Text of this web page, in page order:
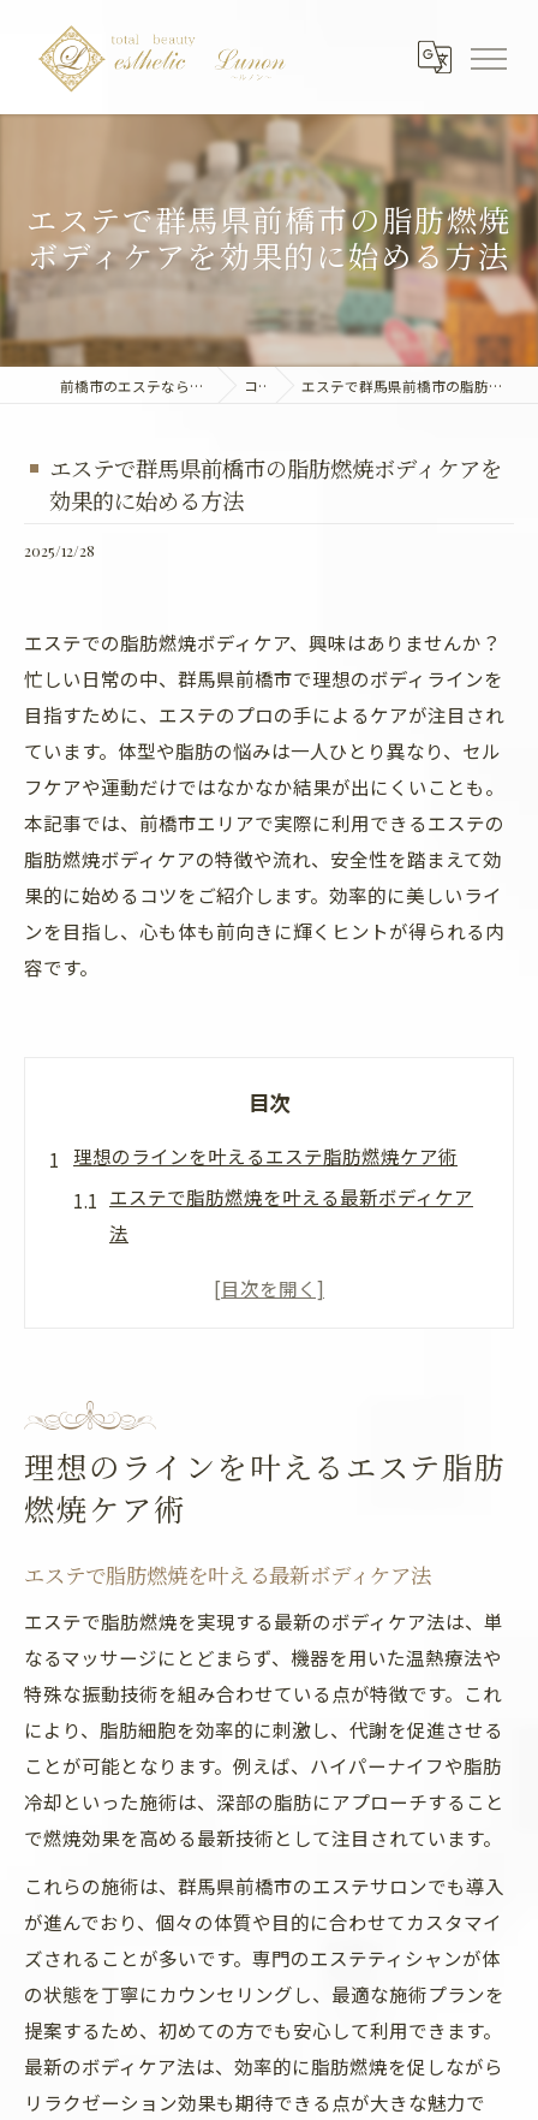
エステで群馬県前橋市の脂肪燃焼
ボディケアを効果的に始める方法
前橋市のエステならエステティック～Lunon～ コラム エステで群馬県前橋市の脂肪燃焼ボディケアを効果的に始める方法
エステで群馬県前橋市の脂肪燃焼ボディケアを
効果的に始める方法
2025/12/28
エステでの脂肪燃焼ボディケア、興味はありませんか？
忙しい日常の中、群馬県前橋市で理想のボディラインを
目指すために、エステのプロの手によるケアが注目され
ています。体型や脂肪の悩みは一人ひとり異なり、セル
フケアや運動だけではなかなか結果が出にくいことも。
本記事では、前橋市エリアで実際に利用できるエステの
脂肪燃焼ボディケアの特徴や流れ、安全性を踏まえて効
果的に始めるコツをご紹介します。効率的に美しいライ
ンを目指し、心も体も前向きに輝くヒントが得られる内
容です。
目次
理想のラインを叶えるエステ脂肪燃焼ケア術
エステで脂肪燃焼を叶える最新ボディケア
法
群馬県前橋市で話題のエステ脂肪燃焼効果
脂肪燃焼エステの安全性と効果的な受け方
エステ体験で分かる脂肪燃焼の実感ポイン
ト
エステで脂肪燃焼効果を高める選び方のコ
ツ
口コミで分かる脂肪燃焼エステの特徴と魅
力
初心者におすすめのエステ脂肪燃焼スター
ト法
群馬県前橋市エリアのエステ比較ポイント
群馬県前橋市ならエステで効率的ボディメイク
前橋市のエステで実感する脂肪燃焼ボディ
ケア
エステとセルフケアを組み合わせた効率ボ
ディメイク
脂肪燃焼エステの実際の流れとサポート体
理想のラインを叶えるエステ脂肪
燃焼ケア術
エステで脂肪燃焼を叶える最新ボディケア法
エステで脂肪燃焼を実現する最新のボディケア法は、単
なるマッサージにとどまらず、機器を用いた温熱療法や
特殊な振動技術を組み合わせている点が特徴です。これ
により、脂肪細胞を効率的に刺激し、代謝を促進させる
ことが可能となります。例えば、ハイパーナイフや脂肪
冷却といった施術は、深部の脂肪にアプローチすること
で燃焼効果を高める最新技術として注目されています。
これらの施術は、群馬県前橋市のエステサロンでも導入
が進んでおり、個々の体質や目的に合わせてカスタマイ
ズされることが多いです。専門のエステティシャンが体
の状態を丁寧にカウンセリングし、最適な施術プランを
提案するため、初めての方でも安心して利用できます。
最新のボディケア法は、効率的に脂肪燃焼を促しながら
リラクゼーション効果も期待できる点が大きな魅力で